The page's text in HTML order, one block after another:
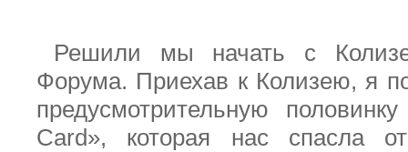
Решили мы начать с
Форума. Приехав к Колизею, я
предусмотрительную
Card», которая нас спасла